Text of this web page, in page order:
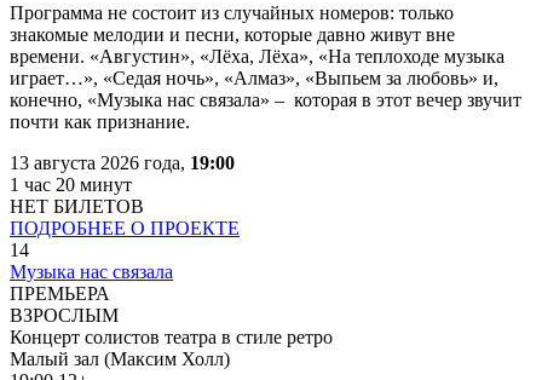
Программа не состоит из случайных номеров: только
знакомые мелодии и песни, которые давно живут вне
времени. «Августин», «Лёха, Лёха», «На теплоходе музыка
играет…», «Седая ночь», «Алмаз», «Выпьем за любовь» и,
конечно, «Музыка нас связала» – которая в этот вечер звучит
почти как признание.
13 августа 2026 года, 19:00
1 час 20 минут
НЕТ БИЛЕТОВ
ПОДРОБНЕЕ О ПРОЕКТЕ
14
Музыка нас связала
ПРЕМЬЕРА
ВЗРОСЛЫМ
Концерт солистов театра в стиле ретро
Малый зал (Максим Холл)